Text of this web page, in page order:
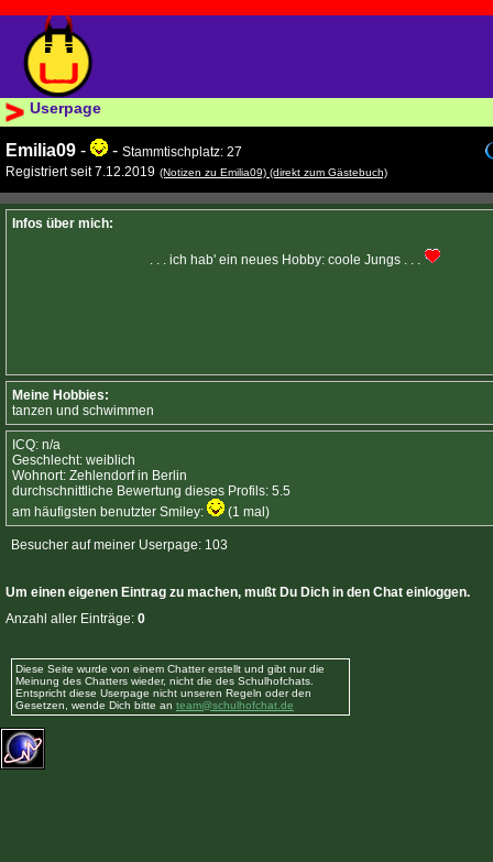
Userpage
Emilia09 - - Stammtischplatz: 27
Registriert seit 7.12.2019 (Notizen zu Emilia09) (direkt zum Gästebuch)
Infos über mich:
. . . ich hab' ein neues Hobby: coole Jungs . . .
Meine Hobbies:
tanzen und schwimmen
ICQ: n/a
Geschlecht: weiblich
Wohnort: Zehlendorf in Berlin
durchschnittliche Bewertung dieses Profils: 5.5
am häufigsten benutzter Smiley:
(1 mal)
Besucher auf meiner Userpage: 103
Um einen eigenen Eintrag zu machen, mußt Du Dich in den Chat einloggen.
Anzahl aller Einträge: 0
Diese Seite wurde von einem Chatter erstellt und gibt nur die
Meinung des Chatters wieder, nicht die des Schulhofchats.
Entspricht diese Userpage nicht unseren Regeln oder den
Gesetzen, wende Dich bitte an team@schulhofchat.de